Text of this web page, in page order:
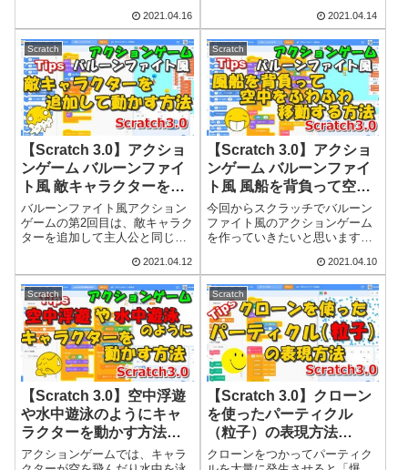
び上がらせる部分のプログラム
ャラクター・コスチューム・背
景などはすべてScratchに標準で
備わっ...
2021.04.16
部分のプログラムを作っていき
ントロールが効かずに落下する
ようにします。登場するキャラ
クター・コスチ...
2021.04.14
Scratch
【Scratch 3.0】アクショ
ンゲーム バルーンファイ
ト風 敵キャラクターを追
加して動かす方法
（Tips）
バルーンファイト風アクション
ゲームの第2回目は、敵キャラク
ターを追加して主人公と同じよ
飛び回るプログラムを作ってい
きます。敵キャラクターは自動
で予測できない動きをさせま
す。登場するキャラクター・コ
スチューム・背景...
2021.04.12
Scratch
【Scratch 3.0】アクショ
ンゲーム バルーンファイ
ト風 風船を背負って空中
をふわふわ移動する方法
（Tips）
今回からスクラッチでバルーン
ファイト風のアクションゲーム
を作っていきたいと思います。
定のため、記事も数回に分けて
アップしていきます。登場する
キャラクター・コスチューム・
背景などはすべてScratchに標準
で備わっ...
2021.04.10
Scratch
【Scratch 3.0】空中浮遊
や水中遊泳のようにキャ
ラクターを動かす方法
（Tips）
アクションゲームでは、キャラ
Scratch
【Scratch 3.0】クローン
を使ったパーティクル
（粒子）の表現方法
（Tips）
クローンをつかってパーティク